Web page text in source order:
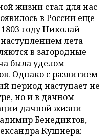
жизни стал для нас
в России еще
году Николай
лета
в загородные
была уделом
Однако с развитием
период наступает не
но и в дачном
дачной жизни
Бенедиктов,
Кушнера: